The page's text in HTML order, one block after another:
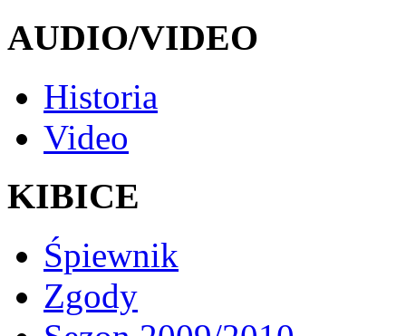
AUDIO/VIDEO
Historia
Video
KIBICE
Śpiewnik
Zgody